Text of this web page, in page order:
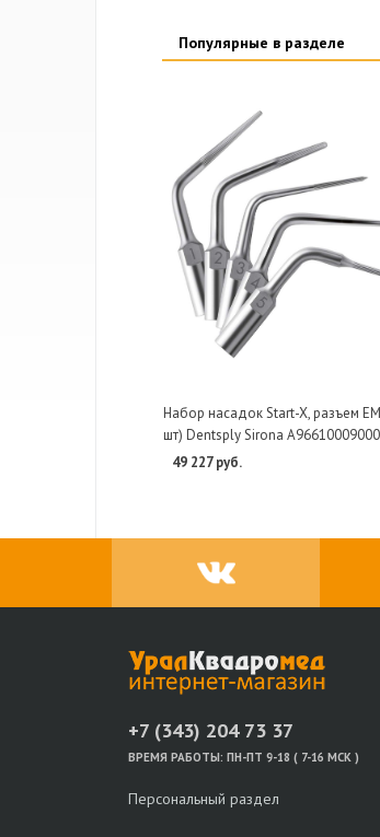
Популярные в разделе
Набор насадок Start-X, разъем
шт) Dentsply Sirona
49 227 руб.
+7 (343) 204 73 37
ВРЕМЯ РАБОТЫ: ПН-ПТ 9-18 ( 7-16 МСК )
Персональный раздел